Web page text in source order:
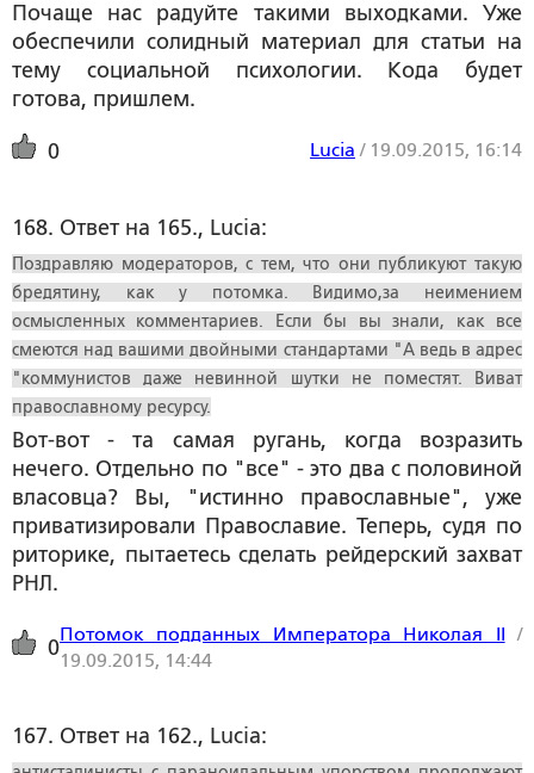
Почаще нас радуйте такими выходками. Уже
обеспечили солидный материал для статьи на
тему социальной психологии. Кода будет
готова, пришлем.
0 Lucia / 19.09.2015, 16:14
168. Ответ на 165., Lucia:
Поздравляю модераторов, с тем, что они публикуют такую
бредятину, как у потомка. Видимо,за неимением
осмысленных комментариев. Если бы вы знали, как все
смеются над вашими двойными стандартами "А ведь в адрес
"коммунистов даже невинной шутки не поместят. Виват
православному ресурсу.
Вот-вот - та самая ругань, когда возразить
нечего. Отдельно по "все" - это два с половиной
власовца? Вы, "истинно православные", уже
приватизировали Православие. Теперь, судя по
риторике, пытаетесь сделать рейдерский захват
РНЛ.
0
Потомок подданных Императора Николая II /
19.09.2015, 14:44
167. Ответ на 162., Lucia: